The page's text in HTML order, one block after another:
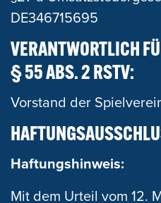
DE346715695
VERANTWORTLICH
§ 55 ABS. 2 RSTV:
Vorstand der
Haftungshinweis:
Mit dem Urteil vom 12.